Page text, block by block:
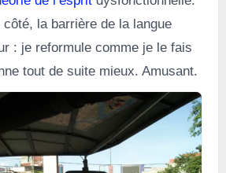
la barrière de la langue
: je reformule comme je le fais
tout de suite mieux. Amusant.